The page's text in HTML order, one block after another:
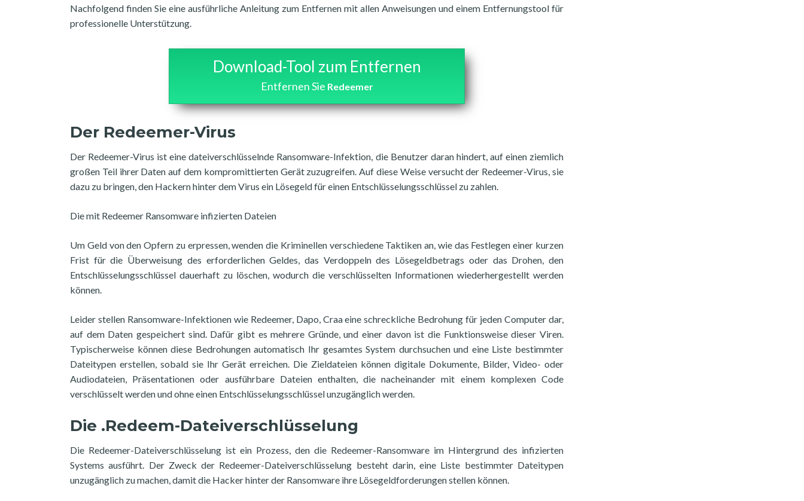
Nachfolgend finden Sie eine ausführliche Anleitung zum Entfernen mit allen Anweisungen und einem Entfernungstool für
professionelle Unterstützung.
Download-Tool zum Entfernen
Entfernen Sie Redeemer
Der Redeemer-Virus
Der Redeemer-Virus ist eine dateiverschlüsselnde Ransomware-Infektion, die Benutzer daran hindert, auf einen ziemlich
großen Teil ihrer Daten auf dem kompromittierten Gerät zuzugreifen. Auf diese Weise versucht der Redeemer-Virus, sie
dazu zu bringen, den Hackern hinter dem Virus ein Lösegeld für einen Entschlüsselungsschlüssel zu zahlen.
Die mit Redeemer Ransomware infizierten Dateien
Um Geld von den Opfern zu erpressen, wenden die Kriminellen verschiedene Taktiken an, wie das Festlegen einer kurzen
Frist für die Überweisung des erforderlichen Geldes, das Verdoppeln des Lösegeldbetrags oder das Drohen, den
Entschlüsselungsschlüssel dauerhaft zu löschen, wodurch die verschlüsselten Informationen wiederhergestellt werden
können.
Leider stellen Ransomware-Infektionen wie Redeemer, Dapo, Craa eine schreckliche Bedrohung für jeden Computer dar,
auf dem Daten gespeichert sind. Dafür gibt es mehrere Gründe, und einer davon ist die Funktionsweise dieser Viren.
Typischerweise können diese Bedrohungen automatisch Ihr gesamtes System durchsuchen und eine Liste bestimmter
Dateitypen erstellen, sobald sie Ihr Gerät erreichen. Die Zieldateien können digitale Dokumente, Bilder, Video- oder
Audiodateien, Präsentationen oder ausführbare Dateien enthalten, die nacheinander mit einem komplexen Code
verschlüsselt werden und ohne einen Entschlüsselungsschlüssel unzugänglich werden.
Die .Redeem-Dateiverschlüsselung
Die Redeemer-Dateiverschlüsselung ist ein Prozess, den die Redeemer-Ransomware im Hintergrund des infizierten
Systems ausführt. Der Zweck der Redeemer-Dateiverschlüsselung besteht darin, eine Liste bestimmter Dateitypen
unzugänglich zu machen, damit die Hacker hinter der Ransomware ihre Lösegeldforderungen stellen können.